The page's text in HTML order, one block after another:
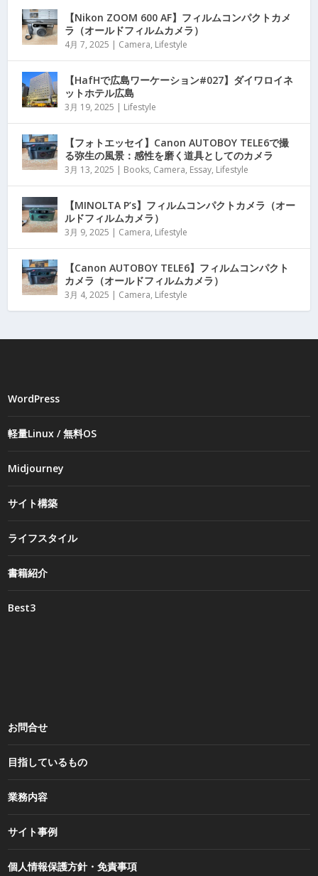
【Nikon ZOOM 600 AF】フィルムコンパクトカメ
ラ（オールドフィルムカメラ）
4月 7, 2025 | Camera, Lifestyle
【HafHで広島ワーケーション#027】ダイワロイネ
ットホテル広島
3月 19, 2025 | Lifestyle
【フォトエッセイ】Canon AUTOBOY TELE6で撮
る弥生の風景：感性を磨く道具としてのカメラ
3月 13, 2025 | Books, Camera, Essay, Lifestyle
【MINOLTA P’s】フィルムコンパクトカメラ（オー
ルドフィルムカメラ）
3月 9, 2025 | Camera, Lifestyle
【Canon AUTOBOY TELE6】フィルムコンパクト
カメラ（オールドフィルムカメラ）
3月 4, 2025 | Camera, Lifestyle
WordPress
軽量Linux / 無料OS
Midjourney
サイト構築
ライフスタイル
書籍紹介
Best3
お問合せ
目指しているもの
業務内容
サイト事例
個人情報保護方針・免責事項